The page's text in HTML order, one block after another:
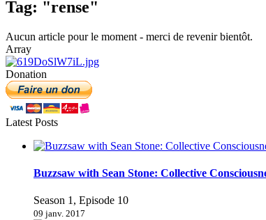
Tag: "rense"
Aucun article pour le moment - merci de revenir bientôt.
Array
Donation
Latest Posts
Buzzsaw with Sean Stone: Collective
Season 1, Episode 10
09 janv. 2017